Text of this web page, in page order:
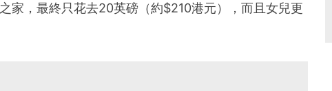
之家，最終只花去20英磅（約$210港元），而且女兒更